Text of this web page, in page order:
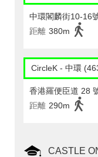
中環閣麟街10-16
距離 380m
CircleK - 中環
香港羅便臣道 28
距離 290m
CASTLE